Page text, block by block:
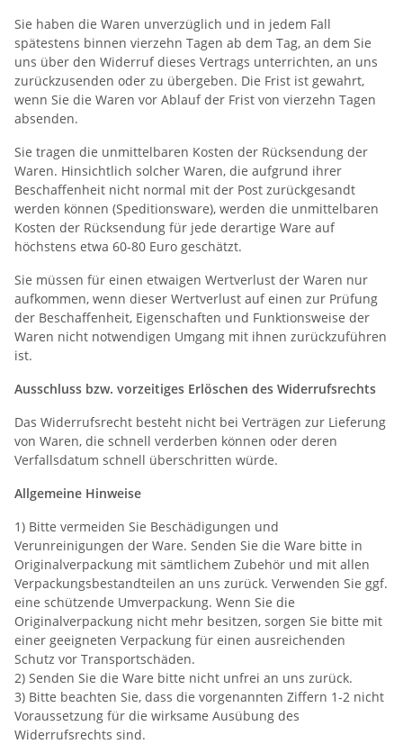
Sie haben die Waren unverzüglich und in jedem Fall
spätestens binnen vierzehn Tagen ab dem Tag, an dem Sie
uns über den Widerruf dieses Vertrags unterrichten, an uns
zurückzusenden oder zu übergeben. Die Frist ist gewahrt,
wenn Sie die Waren vor Ablauf der Frist von vierzehn Tagen
absenden.
Sie tragen die unmittelbaren Kosten der Rücksendung der
Waren. Hinsichtlich solcher Waren, die aufgrund ihrer
Beschaffenheit nicht normal mit der Post zurückgesandt
werden können (Speditionsware), werden die unmittelbaren
Kosten der Rücksendung für jede derartige Ware auf
höchstens etwa 60-80 Euro geschätzt.
Sie müssen für einen etwaigen Wertverlust der Waren nur
aufkommen, wenn dieser Wertverlust auf einen zur Prüfung
der Beschaffenheit, Eigenschaften und Funktionsweise der
Waren nicht notwendigen Umgang mit ihnen zurückzuführen
ist.
Ausschluss bzw. vorzeitiges Erlöschen des Widerrufsrechts
Das Widerrufsrecht besteht nicht bei Verträgen zur Lieferung
von Waren, die schnell verderben können oder deren
Verfallsdatum schnell überschritten würde.
Allgemeine Hinweise
1) Bitte vermeiden Sie Beschädigungen und
Verunreinigungen der Ware. Senden Sie die Ware bitte in
Originalverpackung mit sämtlichem Zubehör und mit allen
Verpackungsbestandteilen an uns zurück. Verwenden Sie ggf.
eine schützende Umverpackung. Wenn Sie die
Originalverpackung nicht mehr besitzen, sorgen Sie bitte mit
einer geeigneten Verpackung für einen ausreichenden
Schutz vor Transportschäden.
2) Senden Sie die Ware bitte nicht unfrei an uns zurück.
3) Bitte beachten Sie, dass die vorgenannten Ziffern 1-2 nicht
Voraussetzung für die wirksame Ausübung des
Widerrufsrechts sind.